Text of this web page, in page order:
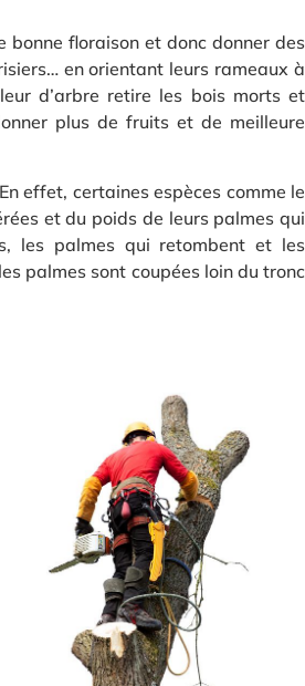
floraison et donc donner des
en orientant leurs rameaux à
d’arbre retire les bois morts et
plus de fruits et de meilleure
effet, certaines espèces comme le
et du poids de leurs palmes qui
les palmes qui retombent et les
palmes sont coupées loin du tronc